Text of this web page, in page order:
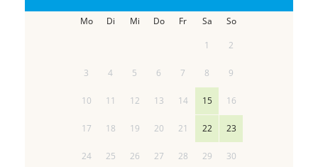
Mo Di Mi Do Fr Sa
So
1
2
3 4 5 6 7 8 9
10 11 12 13 14 15 16
17 18 19 20 21 22 23
24 25 26 27 28 29 30